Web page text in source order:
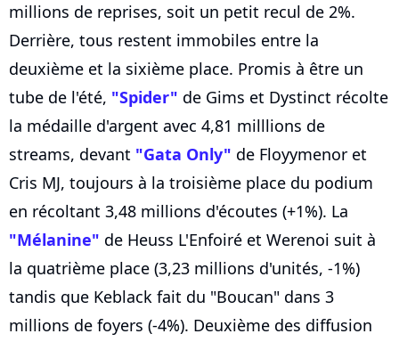
millions de reprises, soit un petit recul de 2%.
Derrière, tous restent immobiles entre la
deuxième et la sixième place. Promis à être un
tube de l'été, "Spider" de Gims et Dystinct récolte
la médaille d'argent avec 4,81 milllions de
streams, devant "Gata Only" de Floyymenor et
Cris MJ, toujours à la troisième place du podium
en récoltant 3,48 millions d'écoutes (+1%). La
"Mélanine" de Heuss L'Enfoiré et Werenoi suit à
la quatrième place (3,23 millions d'unités, -1%)
tandis que Keblack fait du "Boucan" dans 3
millions de foyers (-4%). Deuxième des diffusion